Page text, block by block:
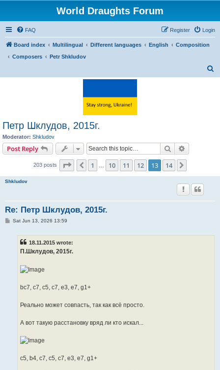
World Draughts Forum
FAQ Login
Register
Board index Multilingual Different languages English
Composition
Composers
Petr Shkludov
Петр Шклудов, 2015г.
Moderator: Shkludov
Post Reply Search
203 posts Page 13 of 14
Previous
1 … 10 11 12 13 14
Shkludov
Re: Петр Шклудов, 2015г.
PSat Jun 13, 2026 13:59
18.11.2015 wrote:
П.Шклудов, 2015г.
bc7, c7, c5, c7, e3, e7, g1+
Реально может совпасть, так как всё просто.
А вот такую расстановку вряд ли кто искал...
c5, b4, c7, c5, c7, e3, e7, g1+